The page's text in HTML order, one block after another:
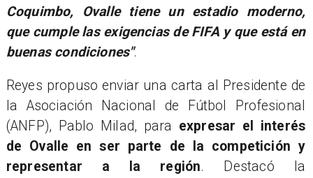
Coquimbo, Ovalle tiene un estadio moderno,
que cumple las exigencias de FIFA y que está en
buenas condiciones".
Reyes propuso enviar una carta al Presidente de
la Asociación Nacional de Fútbol Profesional
(ANFP), Pablo Milad, para expresar el interés
de Ovalle en ser parte de la competición y
representar a la región. Destacó la